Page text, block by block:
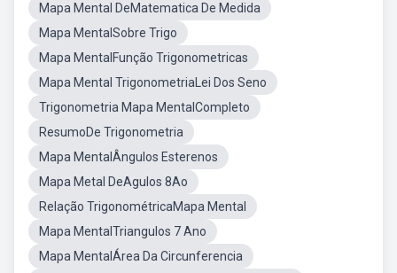
Mapa Mental DeMatematica De Medida
Mapa MentalSobre Trigo
Mapa MentalFunção Trigonometricas
Mapa Mental TrigonometriaLei Dos Seno
Trigonometria Mapa MentalCompleto
ResumoDe Trigonometria
Mapa MentalÂngulos Esterenos
Mapa Metal DeAgulos 8Ao
Relação TrigonométricaMapa Mental
Mapa MentalTriangulos 7 Ano
Mapa MentalÁrea Da Circunferencia